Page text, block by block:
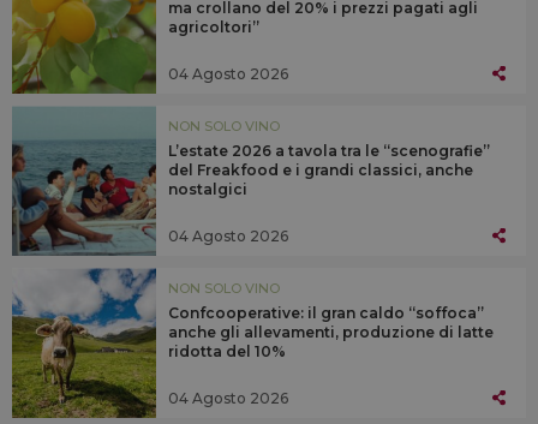
ma crollano del 20% i prezzi pagati agli
agricoltori”
04 Agosto 2026
NON SOLO VINO
L’estate 2026 a tavola tra le “scenografie”
del Freakfood e i grandi classici, anche
nostalgici
04 Agosto 2026
NON SOLO VINO
Confcooperative: il gran caldo “soffoca”
anche gli allevamenti, produzione di latte
ridotta del 10%
04 Agosto 2026